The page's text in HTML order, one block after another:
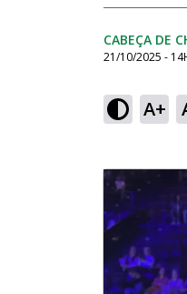
CABEÇA DE
21/10/2025 -
A+